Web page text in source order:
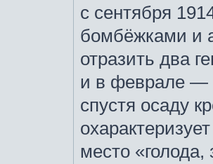
с сентября
бомбёжками и
отразить два
и в феврале —
спустя осаду
место